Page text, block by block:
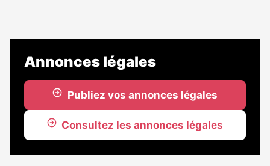
Annonces légales
Publiez vos annonces légales
Consultez les annonces légales